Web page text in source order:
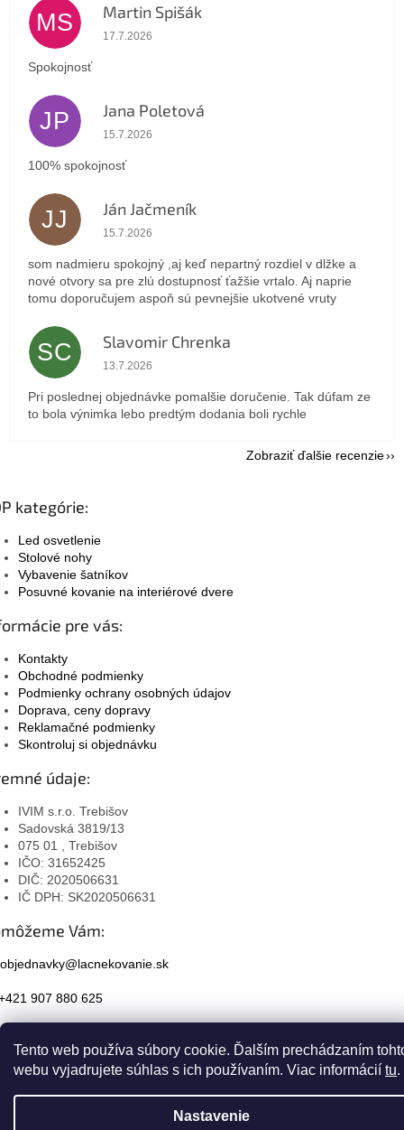
Tento web používa súbory cookie. Ďalším prechádzaním
webu vyjadrujete súhlas s ich používaním. Viac informácií tu.
Nastavenie
MS Martin Spišák
Hodnotenie obchodu je 5 z 5 hviezdičiek.
17.7.2026
Spokojnosť
JP Jana Poletová
Hodnotenie obchodu je 5 z 5 hviezdičiek.
15.7.2026
100% spokojnosť
JJ Ján Jačmeník
Hodnotenie obchodu je 5 z 5 hviezdičiek.
15.7.2026
som nadmieru spokojný ,aj keď nepartný rozdiel v dlžke a
nové otvory sa pre zlú dostupnosť ťažšie vrtalo. Aj naprie
tomu doporučujem aspoň sú pevnejšie ukotvené vruty
SC Slavomir Chrenka
Hodnotenie obchodu je 5 z 5 hviezdičiek.
13.7.2026
Pri poslednej objednávke pomalšie doručenie. Tak dúfam ze
to bola výnimka lebo predtým dodania boli rychle
Zobraziť ďalšie recenzie
kategórie:
Led osvetlenie
Stolové nohy
Vybavenie šatníkov
Posuvné kovanie na interiérové dvere
pre vás:
Kontakty
Obchodné podmienky
Podmienky ochrany osobných údajov
Doprava, ceny dopravy
Reklamačné podmienky
Skontroluj si objednávku
údaje:
IVIM s.r.o. Trebišov
Sadovská 3819/13
075 01 , Trebišov
IČO: 31652425
DIČ: 2020506631
IČ DPH: SK2020506631
Vám:
objednavky@lacnekovanie.sk
907 880 625